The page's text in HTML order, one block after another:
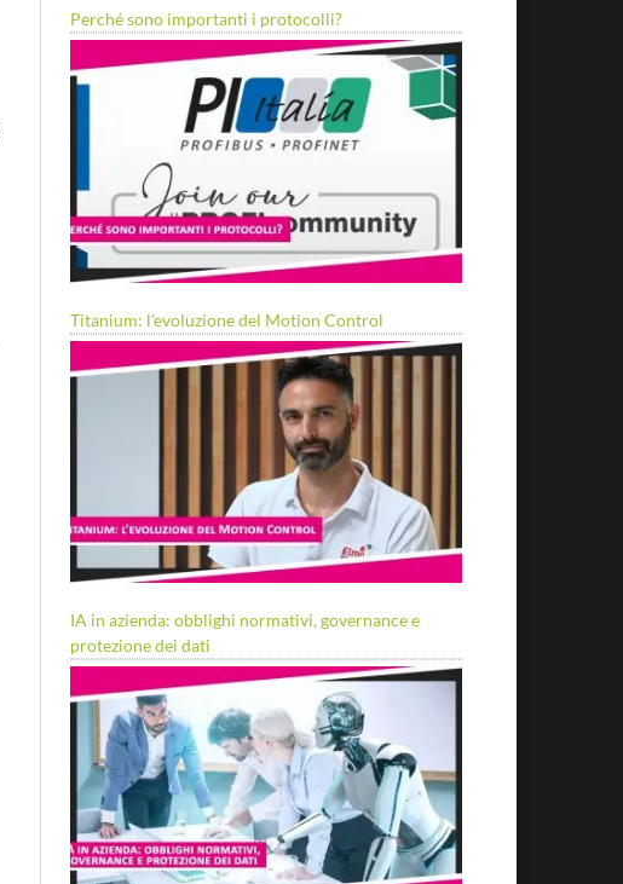
Perché sono importanti i protocolli?
Titanium: l’evoluzione del Motion Control
IA in azienda: obblighi normativi, governance e
protezione dei dati